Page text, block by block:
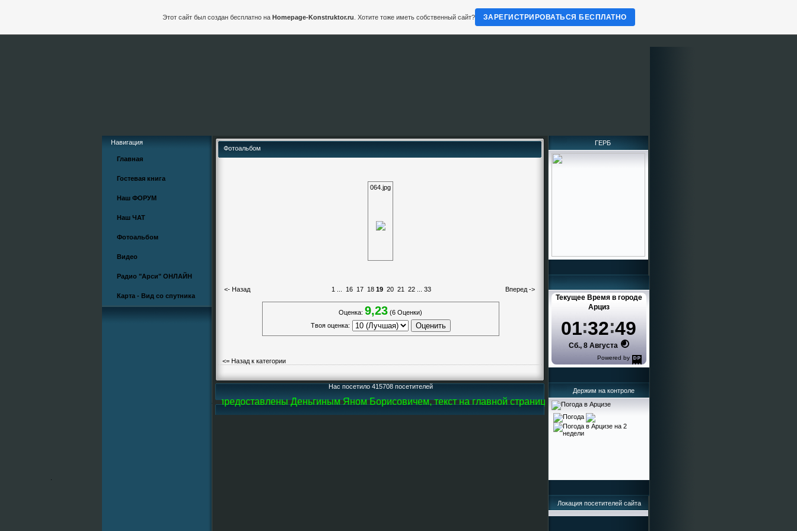
Навигация
Главная
Гостевая книга
Наш ФОРУМ
Наш ЧАТ
Фотоальбом
Видео
Радио "Арси" ОНЛАЙН
Карта - Вид со спутника
Фотоальбом
064.jpg
<- Назад 1 16 17 18 19 20 21 22 33 Вперед ->
Оценка: 9,23 (6 Оценки)
Твоя оценка:
<= Назад к категории
Нас посетило 415708 посетителей
все фотографии и большую часть видео предоставлены Деньгиным Яном Борисовичем, текст на главной странице Кисельева Ирина Григорьевна
ГЕРБ
Powered by
DaysPedia.com
Текущее Время в городе
Арциз
01 32 49
Сб., 8 Августа
Держим на контроле
Локация посетителей сайта
Этот сайт был создан бесплатно на Homepage-Konstruktor.ru . Хотите тоже иметь собственный сайт? ЗАРЕГИСТРИРОВАТЬСЯ БЕСПЛАТНО